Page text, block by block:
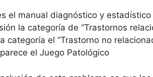
el manual diagnóstico y
la categoría de “Trastornos
categoría el “Trastorno no
el Juego Patológico